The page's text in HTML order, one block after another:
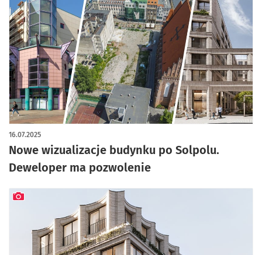
Nowe wizualizacje budynku po Solpolu.
Deweloper ma pozwolenie
16.07.2025
artykuł z galerią zdjęć